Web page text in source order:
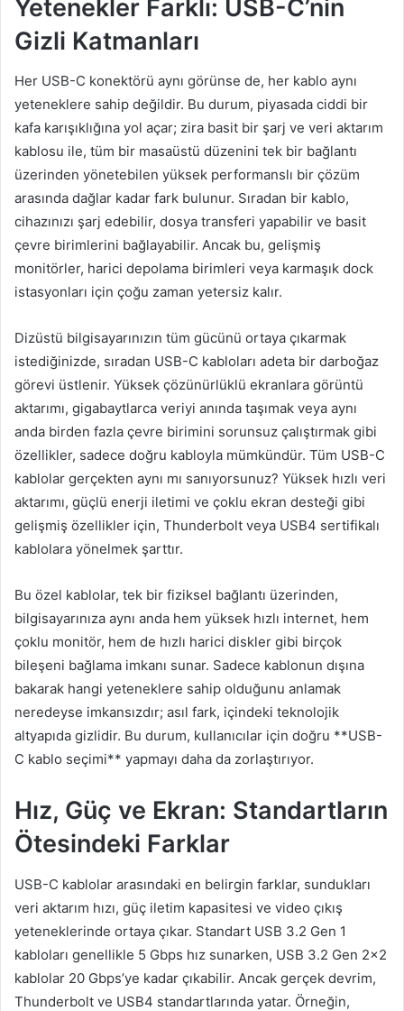
Yetenekler Farklı: USB-C’nin
Gizli Katmanları
Her USB-C konektörü aynı görünse de, her kablo aynı
yeteneklere sahip değildir. Bu durum, piyasada ciddi bir
kafa karışıklığına yol açar; zira basit bir şarj ve veri aktarım
kablosu ile, tüm bir masaüstü düzenini tek bir bağlantı
üzerinden yönetebilen yüksek performanslı bir çözüm
arasında dağlar kadar fark bulunur. Sıradan bir kablo,
cihazınızı şarj edebilir, dosya transferi yapabilir ve basit
çevre birimlerini bağlayabilir. Ancak bu, gelişmiş
monitörler, harici depolama birimleri veya karmaşık dock
istasyonları için çoğu zaman yetersiz kalır.
Dizüstü bilgisayarınızın tüm gücünü ortaya çıkarmak
istediğinizde, sıradan USB-C kabloları adeta bir darboğaz
görevi üstlenir. Yüksek çözünürlüklü ekranlara görüntü
aktarımı, gigabaytlarca veriyi anında taşımak veya aynı
anda birden fazla çevre birimini sorunsuz çalıştırmak gibi
özellikler, sadece doğru kabloyla mümkündür. Tüm USB-C
kablolar gerçekten aynı mı sanıyorsunuz? Yüksek hızlı veri
aktarımı, güçlü enerji iletimi ve çoklu ekran desteği gibi
gelişmiş özellikler için, Thunderbolt veya USB4 sertifikalı
kablolara yönelmek şarttır.
Bu özel kablolar, tek bir fiziksel bağlantı üzerinden,
bilgisayarınıza aynı anda hem yüksek hızlı internet, hem
çoklu monitör, hem de hızlı harici diskler gibi birçok
bileşeni bağlama imkanı sunar. Sadece kablonun dışına
bakarak hangi yeteneklere sahip olduğunu anlamak
neredeyse imkansızdır; asıl fark, içindeki teknolojik
altyapıda gizlidir. Bu durum, kullanıcılar için doğru **USB-
C kablo seçimi** yapmayı daha da zorlaştırıyor.
Hız, Güç ve Ekran: Standartların
Ötesindeki Farklar
USB-C kablolar arasındaki en belirgin farklar, sundukları
veri aktarım hızı, güç iletim kapasitesi ve video çıkış
yeteneklerinde ortaya çıkar. Standart USB 3.2 Gen 1
kabloları genellikle 5 Gbps hız sunarken, USB 3.2 Gen 2×2
kablolar 20 Gbps’ye kadar çıkabilir. Ancak gerçek devrim,
Thunderbolt ve USB4 standartlarında yatar. Örneğin,